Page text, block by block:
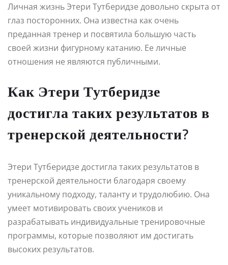
Личная жизнь Этери Тутберидзе довольно скрыта от
глаз посторонних. Она известна как очень
преданная тренер и посвятила большую часть
своей жизни фигурному катанию. Ее личные
отношения не являются публичными.
Как Этери Тутберидзе
достигла таких результатов в
тренерской деятельности?
Этери Тутберидзе достигла таких результатов в
тренерской деятельности благодаря своему
уникальному подходу, таланту и трудолюбию. Она
умеет мотивировать своих учеников и
разрабатывать индивидуальные тренировочные
программы, которые позволяют им достигать
высоких результатов.